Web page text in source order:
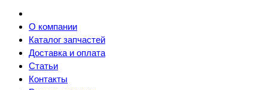
О компании
Каталог запчастей
Доставка и оплата
Статьи
Контакты